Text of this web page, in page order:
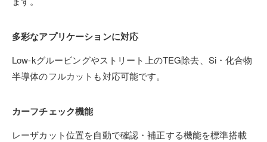
多彩なアプリケーションに対応
Low-kグルービングやストリート上のTEG除去、Si・化合物
半導体のフルカットも対応可能です。
カーフチェック機能
レーザカット位置を自動で確認・補正する機能を標準搭載